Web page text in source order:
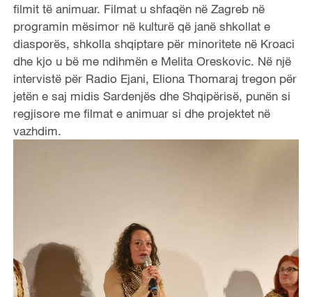
filmit të animuar. Filmat u shfaqën në Zagreb në
programin mësimor në kulturë që janë shkollat e
diasporës, shkolla shqiptare për minoritete në Kroaci
dhe kjo u bë me ndihmën e Melita Oreskovic. Në një
intervistë për Radio Ejani, Eliona Thomaraj tregon për
jetën e saj midis Sardenjës dhe Shqipërisë, punën si
regjisore me filmat e animuar si dhe projektet në
vazhdim.